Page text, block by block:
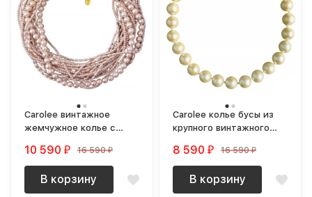
Carolee винтажное
жемчужное колье с
новое (NOS)
10 590 ₽ 16 590 ₽
В корзину
Carolee колье бусы из
крупного винтажного
8 590 ₽ 16 590 ₽
В корзину